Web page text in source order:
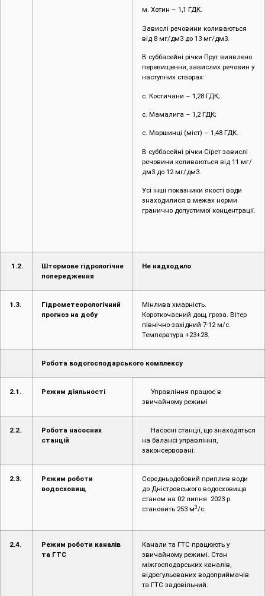
м. Хотин – 1,1 ГДК.
Завислі речовини коливаються
від 8 мг/дм3 до 13 мг/дм3.
В суббасейні річки Прут виявлено
перевищення, завислих речовин у
наступних створах:
с. Костичани – 1,28 ГДК;
с. Мамалига – 1,2 ГДК;
с. Маршинці (міст) – 1,48 ГДК.
В суббасейні річки Сірет завислі
речовини коливаються від 11 мг/
дм3 до 12 мг/дм3.
Усі інші показники якості води
знаходилися в межах норми
гранично допустимої концентрації.
1.2.
Штормове гідрологічне
попередження
Не надходило
1.3.
Гідрометеорологічний
прогноз на добу
Мінлива хмарність.
Короткочасний дощ, гроза. Вітер
північно-західний 7-12 м/с.
Температура +23+28.
Робота водогосподарського комплексу
2.1. Режим діяльності
Управління працює в
звичайному режимі
2.2.
Робота насосних
станцій
Насосні станції, що знаходяться
на балансі управління,
законсервовані.
2.3.
Режим роботи
водосховищ
Середньодобовий приплив води
до Дністровського водосховища
станом на 02 липня 2023 р.
становить 253 м3/с.
2.4.
Режим роботи каналів
та ГТС
Канали та ГТС працюють у
звичайному режимі. Стан
міжгосподарських каналів,
відрегульованих водоприймачів
та ГТС задовільний.